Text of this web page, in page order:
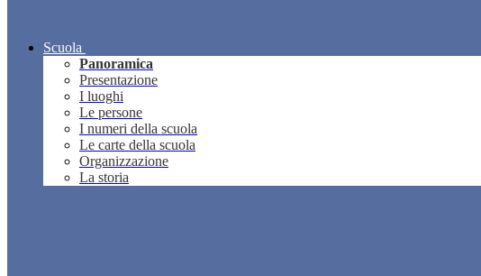
Scuola
Panoramica
Presentazione
I luoghi
Le persone
I numeri della scuola
Le carte della scuola
Organizzazione
La storia